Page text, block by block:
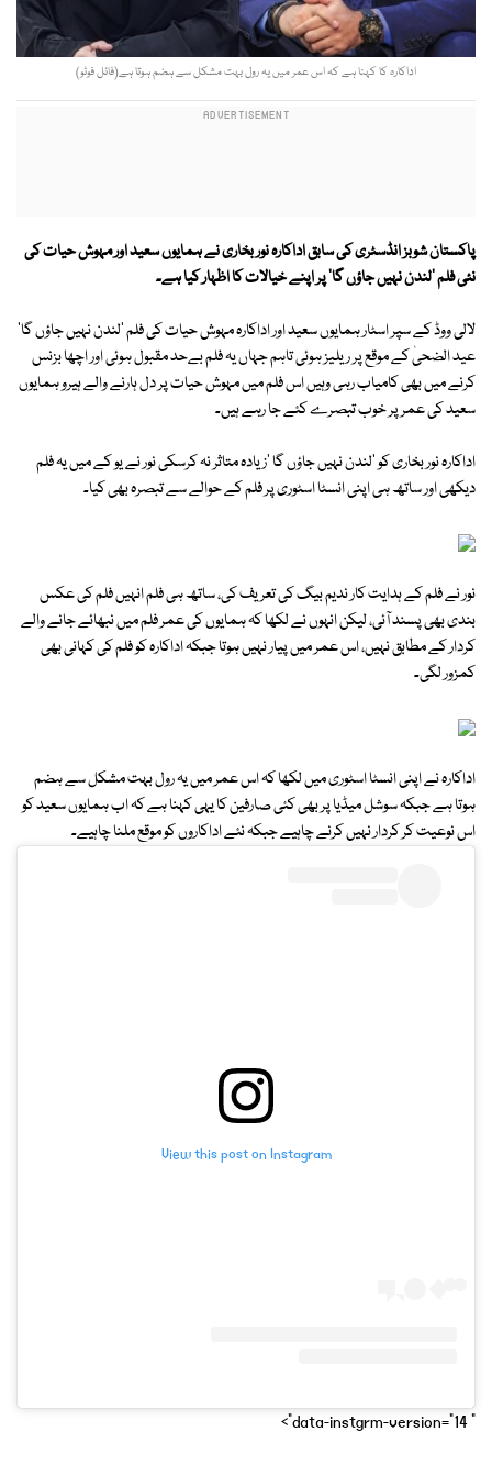
اداکارہ کا کہنا ہے کہ اس عمر میں یہ رول بہت مشکل سے ہضم ہوتا ہے(فائل فوٹو)
پاکستان شوبز انڈسٹری کی سابق اداکارہ نور بخاری نے ہمایوں سعید اور مہوش حیات کی
نئی فلم 'لندن نہیں جاؤں گا' پر اپنے خیالات کا اظہار کیا ہے۔
لالی ووڈ کے سپر اسٹار ہمایوں سعید اور اداکارہ مہوش حیات کی فلم 'لندن نہیں جاؤں گا'
عید الضحیٰ کے موقع پر ریلیز ہوئی تاہم جہاں یہ فلم بےحد مقبول ہوئی اور اچھا بزنس
کرنے میں بھی کامیاب رہی وہیں اس فلم میں مہوش حیات پر دل ہارنے والے ہیرو ہمایوں
سعید کی عمر پر خوب تبصرے کئے جا رہے ہیں۔
اداکارہ نور بخاری کو 'لندن نہیں جاؤں گا 'زیادہ متاثر نہ کرسکی نور نے یو کے میں یہ فلم
دیکھی اور ساتھ ہی اپنی انسٹا اسٹوری پر فلم کے حوالے سے تبصرہ بھی کیا۔
نور نے فلم کے ہدایت کار ندیم بیگ کی تعریف کی، ساتھ ہی فلم انہیں فلم کی عکس
بندی بھی پسند آئی، لیکن انہوں نے لکھا کہ ہمایوں کی عمر فلم میں نبھائے جانے والے
کردار کے مطابق نہیں، اس عمر میں پیار نہیں ہوتا جبکہ اداکارہ کو فلم کی کہانی بھی
کمزور لگی۔
اداکارہ نے اپنی انسٹا اسٹوری میں لکھا کہ اس عمر میں یہ رول بہت مشکل سے ہضم
ہوتا ہے جبکہ سوشل میڈیا پر بھی کئی صارفین کا یہی کہنا ہے کہ اب ہمایوں سعید کو
اس نوعیت کر کردار نہیں کرنے چاہیے جبکہ نئے اداکاروں کو موقع ملنا چاہیے۔
View this post on Instagram
" data-instgrm-version="14">